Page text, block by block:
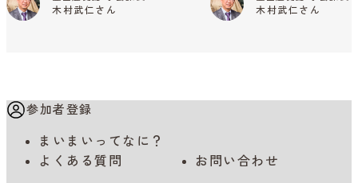
木村武仁さん 木村武仁さん
参加者登録
まいまいってなに？
よくある質問
お問い合わせ